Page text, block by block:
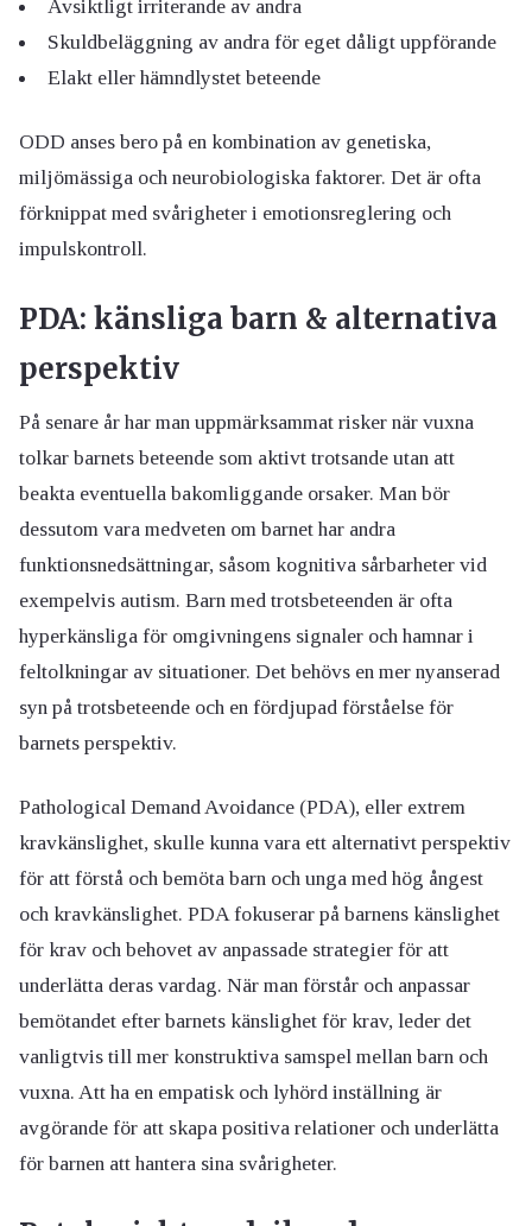
Avsiktligt irriterande av andra
Skuldbeläggning av andra för eget dåligt uppförande
Elakt eller hämndlystet beteende
ODD anses bero på en kombination av genetiska,
miljömässiga och neurobiologiska faktorer. Det är ofta
förknippat med svårigheter i emotionsreglering och
impulskontroll.
PDA: känsliga barn & alternativa
perspektiv
På senare år har man uppmärksammat risker när vuxna
tolkar barnets beteende som aktivt trotsande utan att
beakta eventuella bakomliggande orsaker. Man bör
dessutom vara medveten om barnet har andra
funktionsnedsättningar, såsom kognitiva sårbarheter vid
exempelvis autism. Barn med trotsbeteenden är ofta
hyperkänsliga för omgivningens signaler och hamnar i
feltolkningar av situationer. Det behövs en mer nyanserad
syn på trotsbeteende och en fördjupad förståelse för
barnets perspektiv.
Pathological Demand Avoidance (PDA), eller extrem
kravkänslighet, skulle kunna vara ett alternativt perspektiv
för att förstå och bemöta barn och unga med hög ångest
och kravkänslighet. PDA fokuserar på barnens känslighet
för krav och behovet av anpassade strategier för att
underlätta deras vardag. När man förstår och anpassar
bemötandet efter barnets känslighet för krav, leder det
vanligtvis till mer konstruktiva samspel mellan barn och
vuxna. Att ha en empatisk och lyhörd inställning är
avgörande för att skapa positiva relationer och underlätta
för barnen att hantera sina svårigheter.